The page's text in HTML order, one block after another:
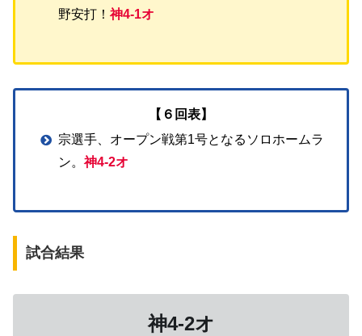
野安打！神4-1オ
【６回表】
宗選手、オープン戦第1号となるソロホームラ
ン。神4-2オ
試合結果
神4-2オ